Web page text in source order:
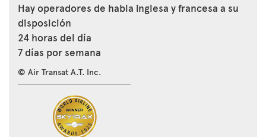
Hay operadores de habla inglesa y francesa a su
disposición
24 horas del día
7 días por semana
© Air Transat A.T. Inc.